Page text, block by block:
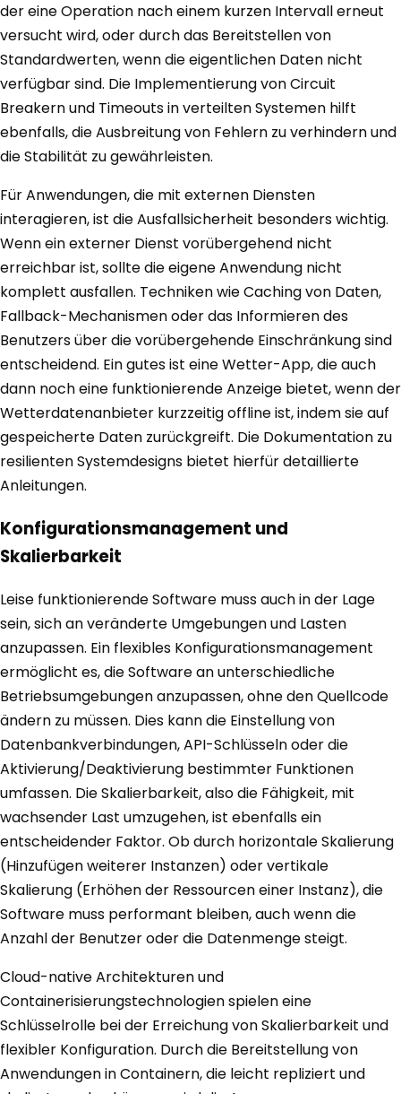
der eine Operation nach einem kurzen Intervall erneut
versucht wird, oder durch das Bereitstellen von
Standardwerten, wenn die eigentlichen Daten nicht
verfügbar sind. Die Implementierung von Circuit
Breakern und Timeouts in verteilten Systemen hilft
ebenfalls, die Ausbreitung von Fehlern zu verhindern und
die Stabilität zu gewährleisten.
Für Anwendungen, die mit externen Diensten
interagieren, ist die Ausfallsicherheit besonders wichtig.
Wenn ein externer Dienst vorübergehend nicht
erreichbar ist, sollte die eigene Anwendung nicht
komplett ausfallen. Techniken wie Caching von Daten,
Fallback-Mechanismen oder das Informieren des
Benutzers über die vorübergehende Einschränkung sind
entscheidend. Ein gutes ist eine Wetter-App, die auch
dann noch eine funktionierende Anzeige bietet, wenn der
Wetterdatenanbieter kurzzeitig offline ist, indem sie auf
gespeicherte Daten zurückgreift. Die Dokumentation zu
resilienten Systemdesigns bietet hierfür detaillierte
Anleitungen.
Konfigurationsmanagement und
Skalierbarkeit
Leise funktionierende Software muss auch in der Lage
sein, sich an veränderte Umgebungen und Lasten
anzupassen. Ein flexibles Konfigurationsmanagement
ermöglicht es, die Software an unterschiedliche
Betriebsumgebungen anzupassen, ohne den Quellcode
ändern zu müssen. Dies kann die Einstellung von
Datenbankverbindungen, API-Schlüsseln oder die
Aktivierung/Deaktivierung bestimmter Funktionen
umfassen. Die Skalierbarkeit, also die Fähigkeit, mit
wachsender Last umzugehen, ist ebenfalls ein
entscheidender Faktor. Ob durch horizontale Skalierung
(Hinzufügen weiterer Instanzen) oder vertikale
Skalierung (Erhöhen der Ressourcen einer Instanz), die
Software muss performant bleiben, auch wenn die
Anzahl der Benutzer oder die Datenmenge steigt.
Cloud-native Architekturen und
Containerisierungstechnologien spielen eine
Schlüsselrolle bei der Erreichung von Skalierbarkeit und
flexibler Konfiguration. Durch die Bereitstellung von
Anwendungen in Containern, die leicht repliziert und